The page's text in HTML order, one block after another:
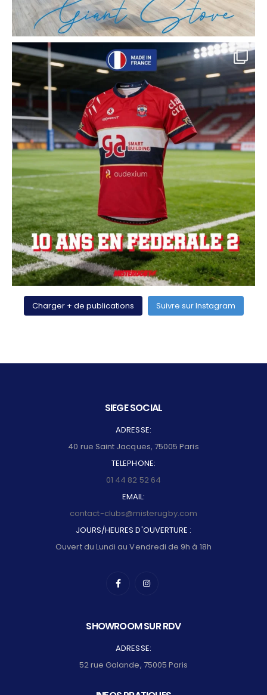
Charger + de publications Suivre sur Instagram
SIEGE SOCIAL
ADRESSE:
40 rue Saint Jacques, 75005 Paris
TELEPHONE:
01 44 82 52 64
EMAIL:
contact-clubs@misterugby.com
JOURS/HEURES D'OUVERTURE :
Ouvert du Lundi au Vendredi de 9h à 18h
SHOWROOM SUR RDV
ADRESSE:
52 rue Galande, 75005 Paris